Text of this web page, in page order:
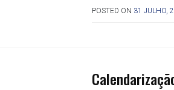
POSTED ON 31 JULHO,